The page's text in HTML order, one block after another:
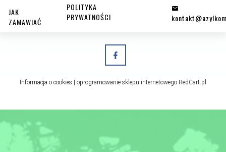
JAK
ZAMAWIAĆ
POLITYKA
PRYWATNOŚCI
Informacja o cookies | oprogramowanie sklepu internetowego RedCart.pl